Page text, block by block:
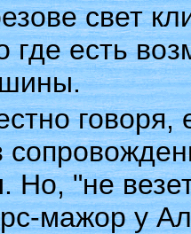
свет
где есть
говоря,
Но, "не
мажор у